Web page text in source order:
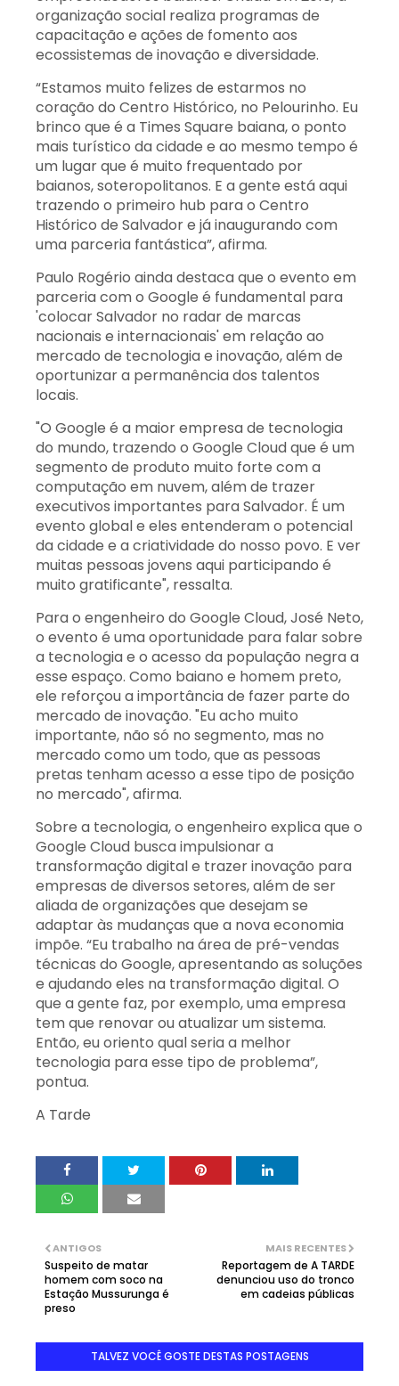
organização social realiza programas de
capacitação e ações de fomento aos
ecossistemas de inovação e diversidade.
“Estamos muito felizes de estarmos no
coração do Centro Histórico, no Pelourinho. Eu
brinco que é a Times Square baiana, o ponto
mais turístico da cidade e ao mesmo tempo é
um lugar que é muito frequentado por
baianos, soteropolitanos. E a gente está aqui
trazendo o primeiro hub para o Centro
Histórico de Salvador e já inaugurando com
uma parceria fantástica”, afirma.
Paulo Rogério ainda destaca que o evento em
parceria com o Google é fundamental para
'colocar Salvador no radar de marcas
nacionais e internacionais' em relação ao
mercado de tecnologia e inovação, além de
oportunizar a permanência dos talentos
locais.
"O Google é a maior empresa de tecnologia
do mundo, trazendo o Google Cloud que é um
segmento de produto muito forte com a
computação em nuvem, além de trazer
executivos importantes para Salvador. É um
evento global e eles entenderam o potencial
da cidade e a criatividade do nosso povo. E ver
muitas pessoas jovens aqui participando é
muito gratificante", ressalta.
Para o engenheiro do Google Cloud, José Neto,
o evento é uma oportunidade para falar sobre
a tecnologia e o acesso da população negra a
esse espaço. Como baiano e homem preto,
ele reforçou a importância de fazer parte do
mercado de inovação. "Eu acho muito
importante, não só no segmento, mas no
mercado como um todo, que as pessoas
pretas tenham acesso a esse tipo de posição
no mercado", afirma.
Sobre a tecnologia, o engenheiro explica que o
Google Cloud busca impulsionar a
transformação digital e trazer inovação para
empresas de diversos setores, além de ser
aliada de organizações que desejam se
adaptar às mudanças que a nova economia
impõe. “Eu trabalho na área de pré-vendas
técnicas do Google, apresentando as soluções
e ajudando eles na transformação digital. O
que a gente faz, por exemplo, uma empresa
tem que renovar ou atualizar um sistema.
Então, eu oriento qual seria a melhor
tecnologia para esse tipo de problema”,
pontua.
A Tarde
MAIS RECENTES
Reportagem de A TARDE
denunciou uso do tronco
em cadeias públicas
ANTIGOS
Suspeito de matar
homem com soco na
Estação Mussurunga é
preso
TALVEZ VOCÊ GOSTE DESTAS POSTAGENS